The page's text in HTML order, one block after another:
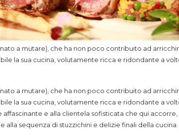
a mutare), che ha non poco contribuito ad
la sua cucina, volutamente ricca e ridondante a
a mutare), che ha non poco contribuito ad
la sua cucina, volutamente ricca e ridondante a
e alla clientela sofisticata che qui
sequenza di stuzzichini e delizie finali della cucina.